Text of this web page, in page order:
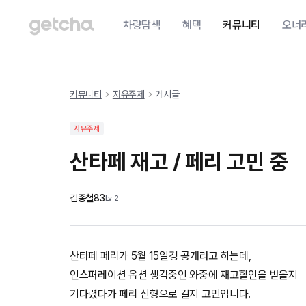
차량탐색 혜택 커뮤니티 오너
커뮤니티 자유주제 게시글
자유주제
산타페 재고 / 페리 고민 중
김종철83Lv 2
산타페 페리가 5월 15일경 공개라고 하는데,
인스퍼레이션 옵션 생각중인 와중에 재고할인을 받을지
기다렸다가 페리 신형으로 갈지 고민입니다.